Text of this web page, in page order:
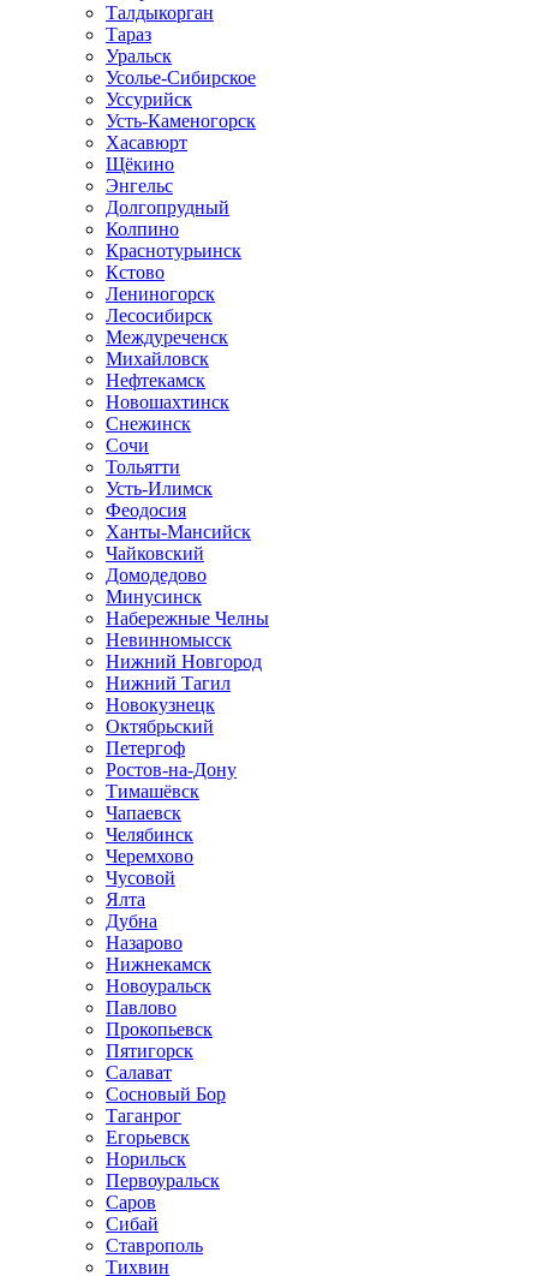
Талдыкорган
Тараз
Уральск
Усолье-Сибирское
Уссурийск
Усть-Каменогорск
Хасавюрт
Щёкино
Энгельс
Долгопрудный
Колпино
Краснотурьинск
Кстово
Лениногорск
Лесосибирск
Междуреченск
Михайловск
Нефтекамск
Новошахтинск
Снежинск
Сочи
Тольятти
Усть-Илимск
Феодосия
Ханты-Мансийск
Чайковский
Домодедово
Минусинск
Набережные Челны
Невинномысск
Нижний Новгород
Нижний Тагил
Новокузнецк
Октябрьский
Петергоф
Ростов-на-Дону
Тимашёвск
Чапаевск
Челябинск
Черемхово
Чусовой
Ялта
Дубна
Назарово
Нижнекамск
Новоуральск
Павлово
Прокопьевск
Пятигорск
Салават
Сосновый Бор
Таганрог
Егорьевск
Норильск
Первоуральск
Саров
Сибай
Ставрополь
Тихвин